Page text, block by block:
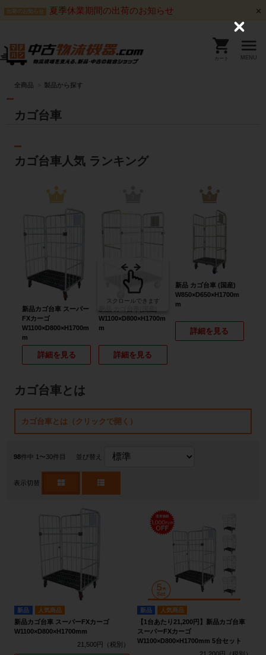
出荷のお知らせ 夏季休業期間の出荷のお知らせ
カート MENU
全商品 製品から探す
カゴ台車
カゴ台車人気 ランキング
1
新品カゴ台車 スーパー
FXカーゴ
W1100×D800×H1700m
m
詳細を見る
W1100×D800×H1700m
m
詳細を見る
新品 カゴ台車 (国産)
W850×D650×H1700m
m
詳細を見る
スクロールできます
カゴ台車とは
カゴ台車とは（クリックで開く）
98件中 1〜30件目 並び替え
表示切替
新品 人気商品
新品カゴ台車 スーパーFXカーゴ
W1100×D800×H1700mm
21,500円
新品 人気商品
【1台あたり21,200円】新品カゴ台車
スーパーFXカーゴ
W1100×D800×H1700mm 5台セット
C
o
s